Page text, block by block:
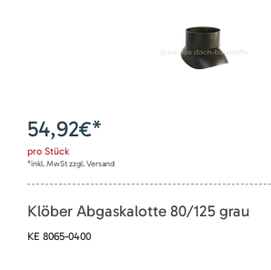
54,92€*
pro Stück
*inkl. MwSt zzgl. Versand
Klöber Abgaskalotte 80/125 grau
KE 8065-0400